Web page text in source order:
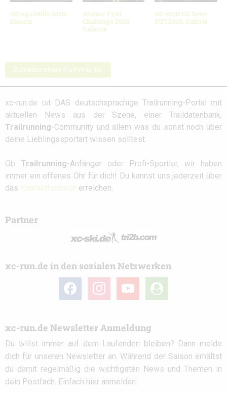
3Kings3Hills 2026:
Galerie
Walser Trail
Challenge 2026
Gallerie
XC-RUN.DE beim
ZUT2026: Galerie
Schreibe einen Kommentar
xc-run.de ist DAS deutschsprachige Trailrunning-Portal mit
aktuellen News aus der Szene, einer Traildatenbank,
Trailrunning-Community und allem was du sonst noch über
deine Lieblingssportart wissen solltest.
Ob Trailrunning-Anfänger oder Profi-Sportler, wir haben
immer ein offenes Ohr für dich! Du kannst uns jederzeit über
das Kontaktformular erreichen.
Partner
xc-run.de in den sozialen Netzwerken
facebook instagramyoutube
user-
circle
xc-run.de Newsletter Anmeldung
Du willst immer auf dem Laufenden bleiben? Dann melde
dich für unseren Newsletter an. Während der Saison erhältst
du damit regelmäßig die wichtigsten News und Themen in
dein Postfach. Einfach hier anmelden: